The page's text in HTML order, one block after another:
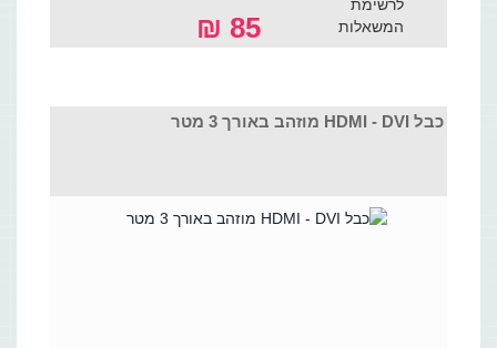
85 ₪
כבל HDMI - DVI מוזהב באורך 3 מטר